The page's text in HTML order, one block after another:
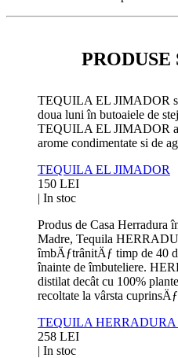
TEQUILA EL JIMADOR
doua luni în butoaiele de
TEQUILA EL JIMADOR
arome condimentate si de
TEQUILA EL JIMADOR
150 LEI
| In stoc
Produs de Casa Herradura
Madre, Tequila
îmbÄƒtrânitÄƒ timp de 40
înainte de îmbuteliere.
distilat decât cu 100%
recoltate la vârsta
TEQUILA HERRADURA
258 LEI
| In stoc